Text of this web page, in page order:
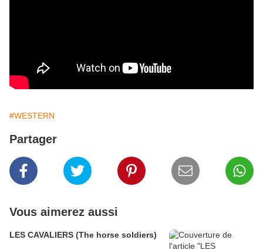
#WESTERN
Partager
Vous aimerez aussi
LES CAVALIERS (The horse soldiers)